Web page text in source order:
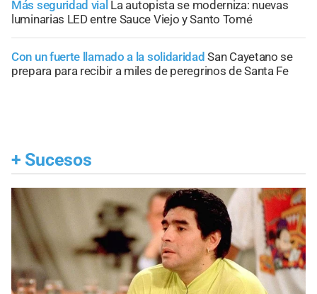
Más seguridad vial La autopista se moderniza: nuevas
luminarias LED entre Sauce Viejo y Santo Tomé
Con un fuerte llamado a la solidaridad San Cayetano se
prepara para recibir a miles de peregrinos de Santa Fe
+ Sucesos